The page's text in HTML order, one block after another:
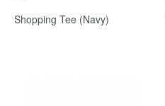
Shopping Tee (Navy)